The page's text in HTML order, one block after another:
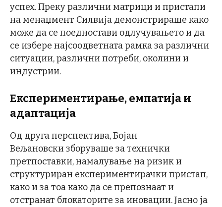
успех. Преку различни матрици и пристапи
на менаџмент Силвија демонстрираше како
може да се поедностави одлучувањето и да
се избере најсоодветната рамка за различни
ситуации, различни потреби, околини и
индустрии.
Експериментирање, емпатија и
адаптација
Од друга перспектива, Бојан
Вељановски зборуваше за технички
претпоставки, намалување на ризик и
структуриран експериментирачки пристап,
како и за тоа како да се препознаат и
отстранат блокаторите за иновации. Јасно ја